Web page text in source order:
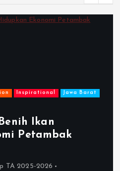
Unsika
Bank
di TPS-T
TA 2025-2026